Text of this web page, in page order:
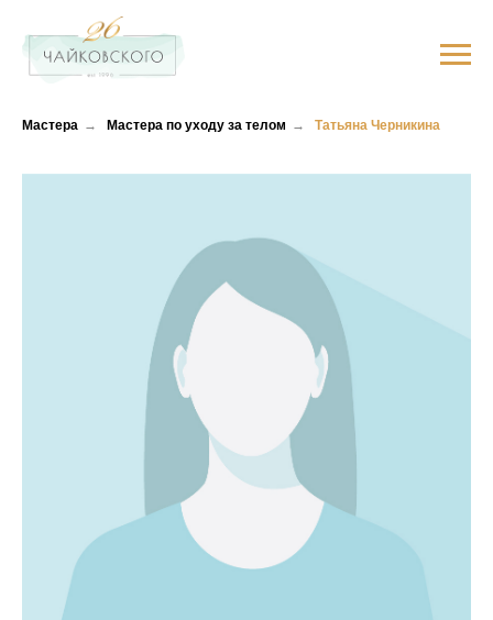
Мастера → Мастера по уходу за телом → Татьяна Черникина